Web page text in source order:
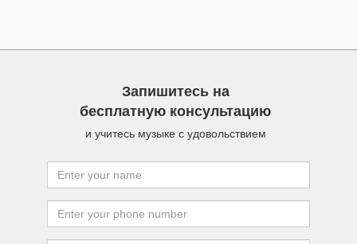
Запишитесь на
бесплатную консультацию
и учитесь музыке с удовольствием